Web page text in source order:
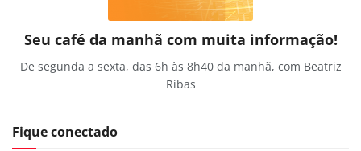
Seu café da manhã com muita informação!
De segunda a sexta, das 6h às 8h40 da manhã, com Beatriz
Ribas
Fique conectado